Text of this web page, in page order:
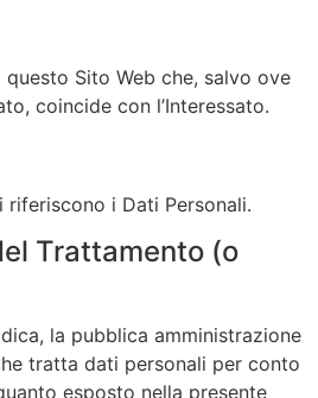
questo Sito Web che, salvo ove
coincide con l’Interessato.
riferiscono i Dati Personali.
Trattamento (o
la pubblica amministrazione
tratta dati personali per conto
esposto nella presente